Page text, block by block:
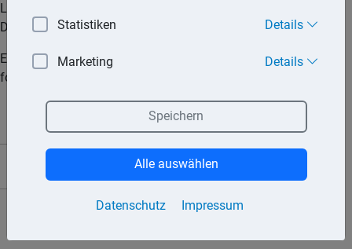
Leistungen erheben müssen, verrechnen (Vorsteuerabzug).
Dies geschieht im Rahmen der Umsatzsteuervoranmeldung.
Ein Unternehmer erwirbt eine Maschine. Die Rechnung weist
folgende Positionen aus:
Euro1.900,– €
Euro11.900,– €
Statistiken Details
Marketing Details
Datenschutz Impressum
Speichern
Alle auswählen